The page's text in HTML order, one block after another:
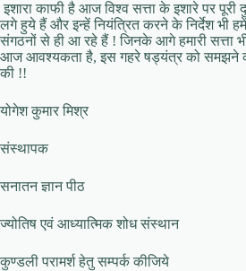
इशारा काफी है आज विश्व सत्ता के इशारे पर पूरी
लगे हुये हैं और इन्हें नियंत्रित करने के निर्देश भी हमें
संगठनों से ही आ रहे हैं ! जिनके आगे हमारी सत्ता
आज आवश्यकता है, इस गहरे षड्यंत्र को
की !!
योगेश कुमार मिश्र
संस्थापक
सनातन ज्ञान पीठ
ज्योतिष एवं आध्यात्मिक शोध संस्थान
कुण्डली परामर्श हेतु सम्पर्क कीजिये